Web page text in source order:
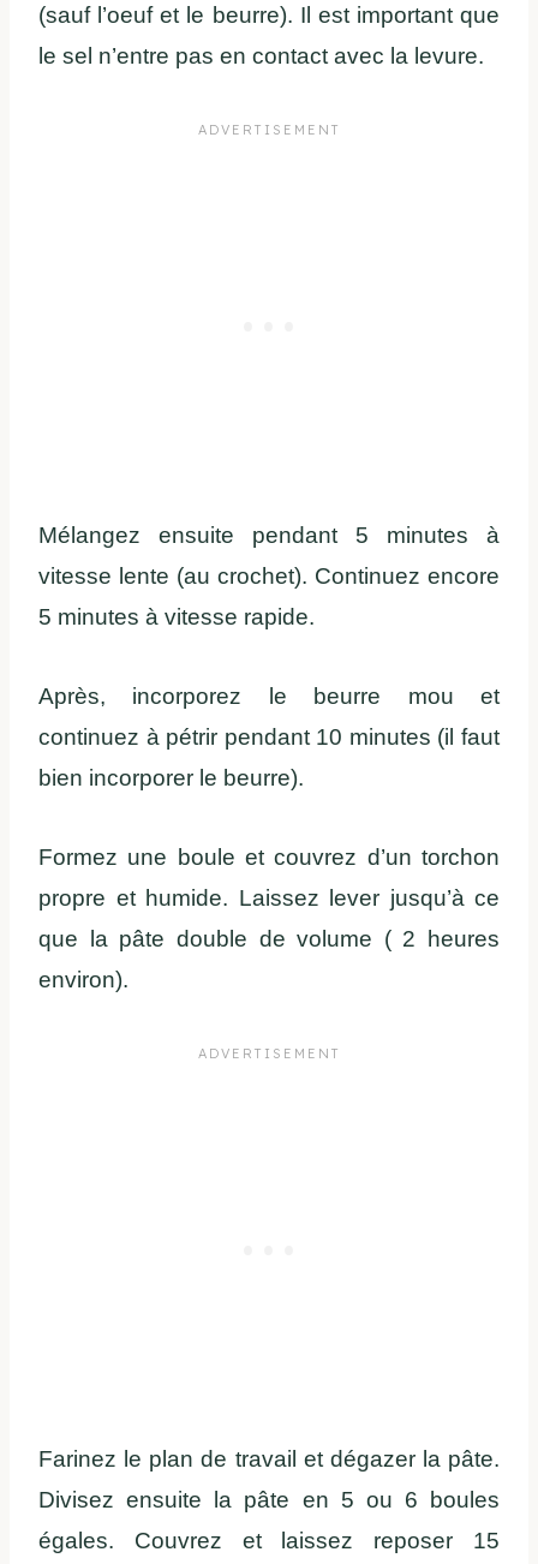
(sauf l’oeuf et le beurre). Il est important que
le sel n’entre pas en contact avec la levure.
Mélangez ensuite pendant 5 minutes à
vitesse lente (au crochet). Continuez encore
5 minutes à vitesse rapide.
Après, incorporez le beurre mou et
continuez à pétrir pendant 10 minutes (il faut
bien incorporer le beurre).
Formez une boule et couvrez d’un torchon
propre et humide. Laissez lever jusqu’à ce
que la pâte double de volume ( 2 heures
environ).
Farinez le plan de travail et dégazer la pâte.
Divisez ensuite la pâte en 5 ou 6 boules
égales. Couvrez et laissez reposer 15